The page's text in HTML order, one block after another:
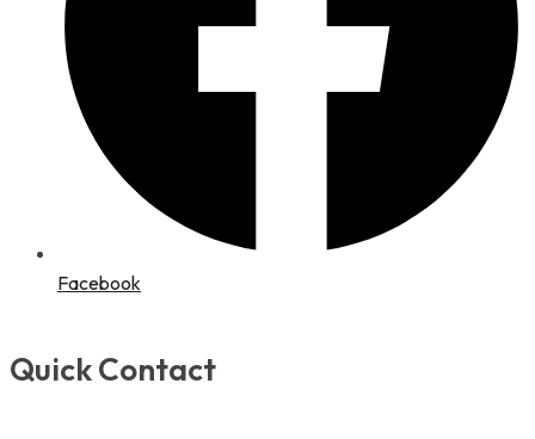
Facebook
Quick Contact